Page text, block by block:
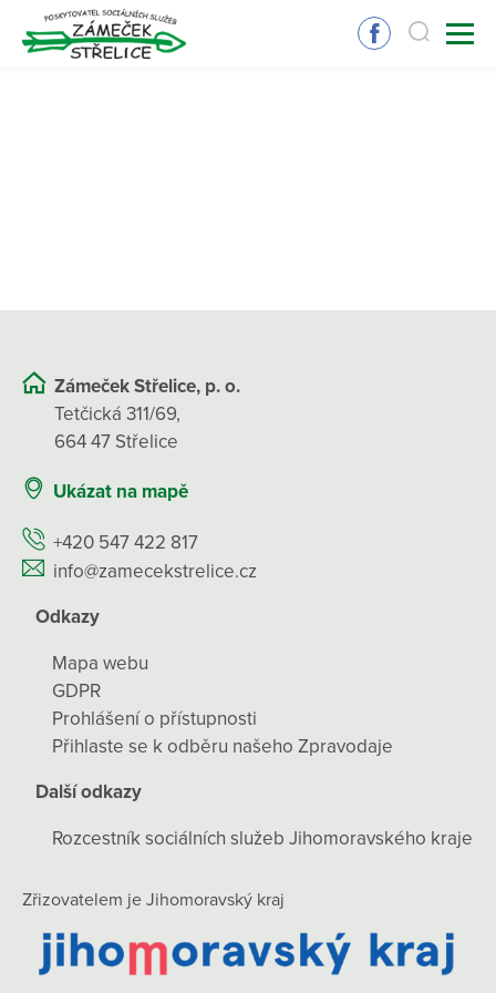
Zámeček Střelice, p. o.
Tetčická 311/69,
664 47 Střelice
Ukázat na mapě
+420 547 422 817
info@zamecekstrelice.cz
Odkazy
Mapa webu
GDPR
Prohlášení o přístupnosti
Přihlaste se k odběru našeho Zpravodaje
Další odkazy
Rozcestník sociálních služeb Jihomoravského kraje
Zřizovatelem je Jihomoravský kraj